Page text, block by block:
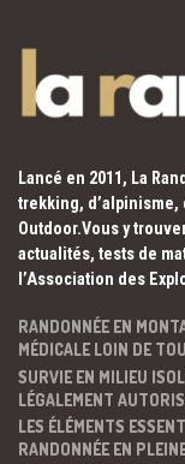
Lancé en 2011, La
trekking,
Outdoor.Vous y
actualités, tests de
l’Association des
RANDONNÉE EN
MÉDICALE LOIN DE
SURVIE EN MILIEU
LÉGALEMENT
LES ÉLÉMENTS
RANDONNÉE EN